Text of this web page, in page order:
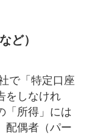
ど）
で「特定口座
をしなけれ
「所得」には
配偶者（パー